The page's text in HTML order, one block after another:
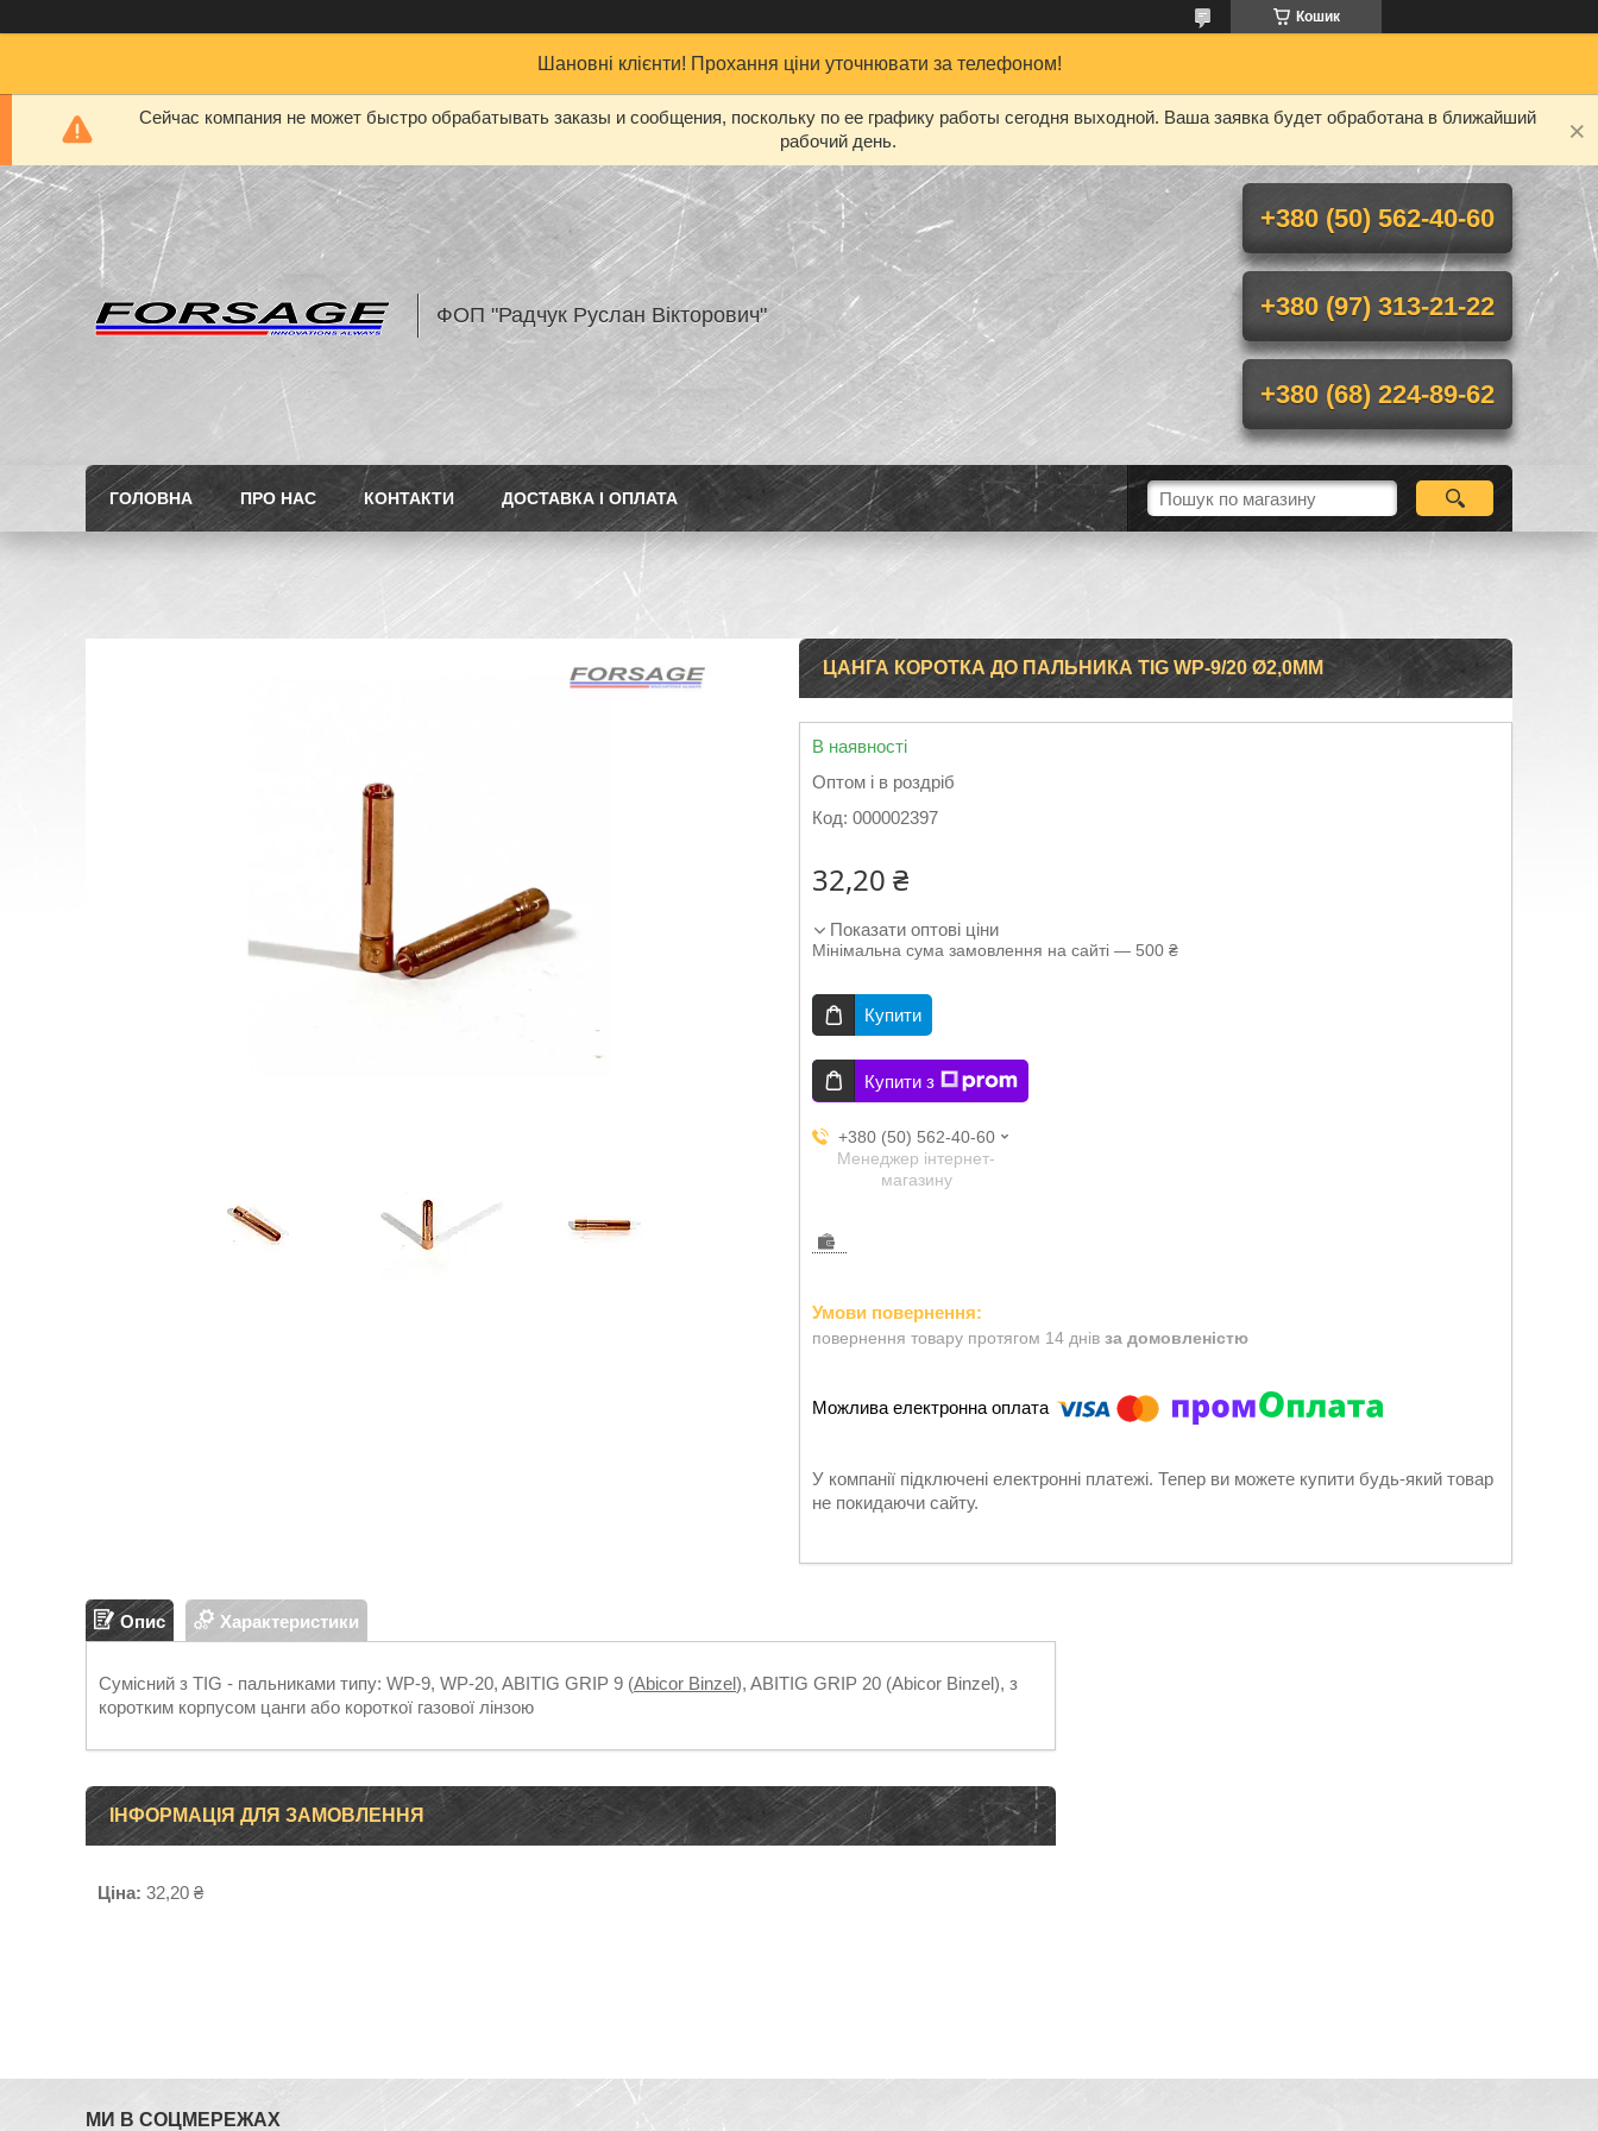
Кошик
Шановні клієнти! Прохання ціни уточнювати за телефоном!
Сейчас компания не может быстро обрабатывать заказы и сообщения, поскольку по ее графику работы сегодня выходной. Ваша заявка будет обработана в ближайший
рабочий день.
ФОП "Радчук Руслан Вікторович"
+380 (50) 562-40-60
+380 (97) 313-21-22
+380 (68) 224-89-62
ГОЛОВНА ПРО НАС КОНТАКТИ ДОСТАВКА І ОПЛАТА
ЦАНГА КОРОТКА ДО ПАЛЬНИКА TIG WP-9/20 Ø2,0ММ
В наявності
Оптом і в роздріб
Код: 000002397
32,20 ₴
Показати оптові ціни
Мінімальна сума замовлення на сайті — 500 ₴
Купити
Купити з
+380 (50) 562-40-60
Менеджер інтернет-
магазину
повернення товару протягом 14 днів за домовленістю
У компанії підключені електронні платежі. Тепер ви можете купити будь-який товар
не покидаючи сайту.
Опис Характеристики
Сумісний з TIG - пальниками типу: WP-9, WP-20, ABITIG GRIP 9 (Abicor Binzel), ABITIG GRIP 20 (Abicor Binzel), з
коротким корпусом цанги або короткої газової лінзою
ІНФОРМАЦІЯ ДЛЯ ЗАМОВЛЕННЯ
Ціна: 32,20 ₴
МИ В СОЦМЕРЕЖАХ